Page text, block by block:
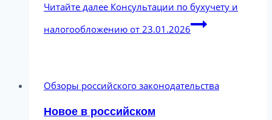
Читайте далее Консультации по бухучету и
налогообложению от 23.01.2026
Обзоры российского законодательства
Новое в российском